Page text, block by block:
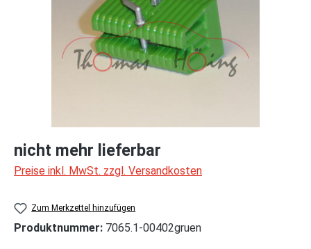
nicht mehr lieferbar
Preise inkl. MwSt. zzgl. Versandkosten
Zum Merkzettel hinzufügen
Produktnummer: 7065.1-00402gruen